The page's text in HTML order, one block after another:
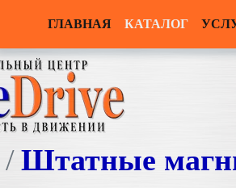
ГЛАВНАЯ КАТАЛОГ
Штатные